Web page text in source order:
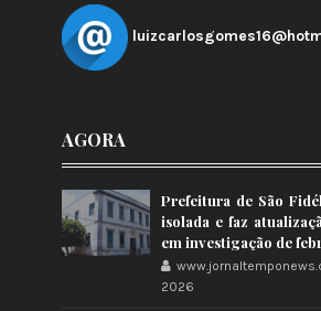
AGORA
Prefeitura de São
isolada e faz
em investigação de
2026